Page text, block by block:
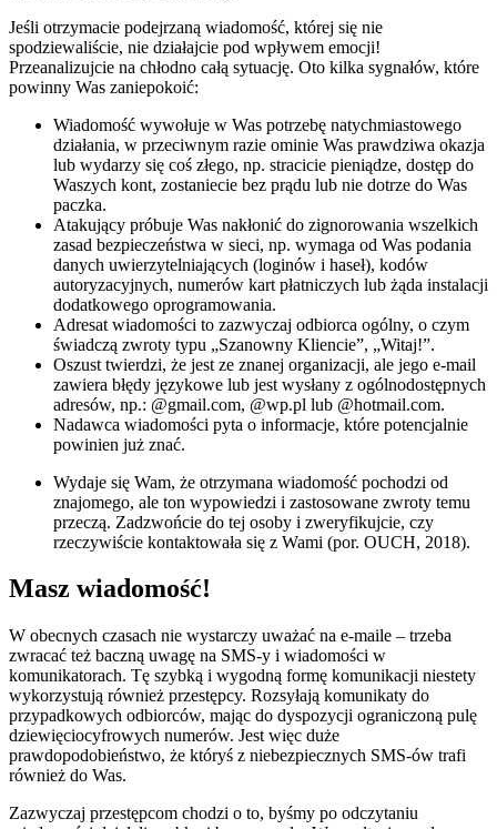
Jeśli otrzymacie podejrzaną wiadomość, której się nie
spodziewaliście, nie działajcie pod wpływem emocji!
Przeanalizujcie na chłodno całą sytuację. Oto kilka sygnałów, które
powinny Was zaniepokoić:
Wiadomość wywołuje w Was potrzebę natychmiastowego
działania, w przeciwnym razie ominie Was prawdziwa okazja
lub wydarzy się coś złego, np. stracicie pieniądze, dostęp do
Waszych kont, zostaniecie bez prądu lub nie dotrze do Was
paczka.
Atakujący próbuje Was nakłonić do zignorowania wszelkich
zasad bezpieczeństwa w sieci, np. wymaga od Was podania
danych uwierzytelniających (loginów i haseł), kodów
autoryzacyjnych, numerów kart płatniczych lub żąda instalacji
dodatkowego oprogramowania.
Adresat wiadomości to zazwyczaj odbiorca ogólny, o czym
świadczą zwroty typu „Szanowny Kliencie”, „Witaj!”.
Oszust twierdzi, że jest ze znanej organizacji, ale jego e-mail
zawiera błędy językowe lub jest wysłany z ogólnodostępnych
adresów, np.: @gmail.com, @wp.pl lub @hotmail.com.
Nadawca wiadomości pyta o informacje, które potencjalnie
powinien już znać.
Wydaje się Wam, że otrzymana wiadomość pochodzi od
znajomego, ale ton wypowiedzi i zastosowane zwroty temu
przeczą. Zadzwońcie do tej osoby i zweryfikujcie, czy
rzeczywiście kontaktowała się z Wami (por. OUCH, 2018).
Masz wiadomość!
W obecnych czasach nie wystarczy uważać na e-maile – trzeba
zwracać też baczną uwagę na SMS-y i wiadomości w
komunikatorach. Tę szybką i wygodną formę komunikacji niestety
wykorzystują również przestępcy. Rozsyłają komunikaty do
przypadkowych odbiorców, mając do dyspozycji ograniczoną pulę
dziewięciocyfrowych numerów. Jest więc duże
prawdopodobieństwo, że któryś z niebezpiecznych SMS-ów trafi
również do Was.
Zazwyczaj przestępcom chodzi o to, byśmy po odczytaniu